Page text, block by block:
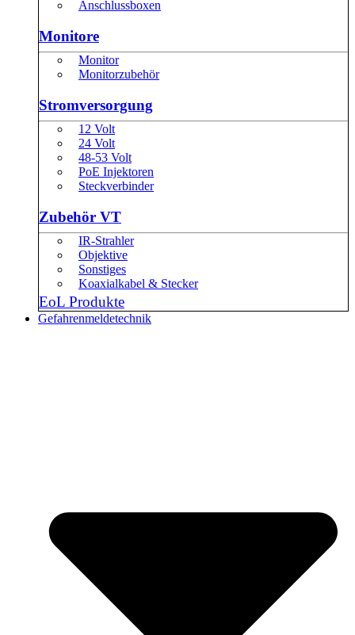
Anschlussboxen
Monitore
Monitor
Monitorzubehör
Stromversorgung
12 Volt
24 Volt
48-53 Volt
PoE Injektoren
Steckverbinder
Zubehör VT
IR-Strahler
Objektive
Sonstiges
Koaxialkabel & Stecker
EoL Produkte
Gefahrenmeldetechnik